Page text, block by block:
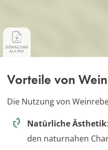
Vorteile von
Die Nutzung von
Natürliche Ästhetik
den naturnahen